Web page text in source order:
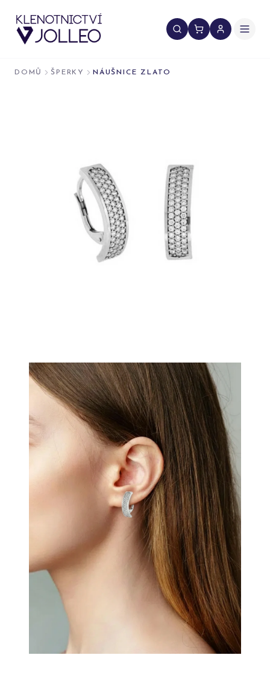
DOMŮ ŠPERKY NÁUŠNICE ZLATO